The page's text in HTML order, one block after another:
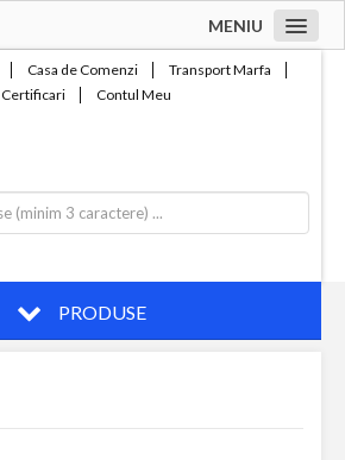
MENIU
Casa de Comenzi
Transport Marfa
Certificari
Contul Meu
PRODUSE